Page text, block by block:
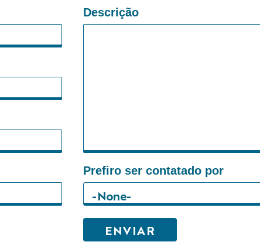
Descrição
Prefiro ser contatado por